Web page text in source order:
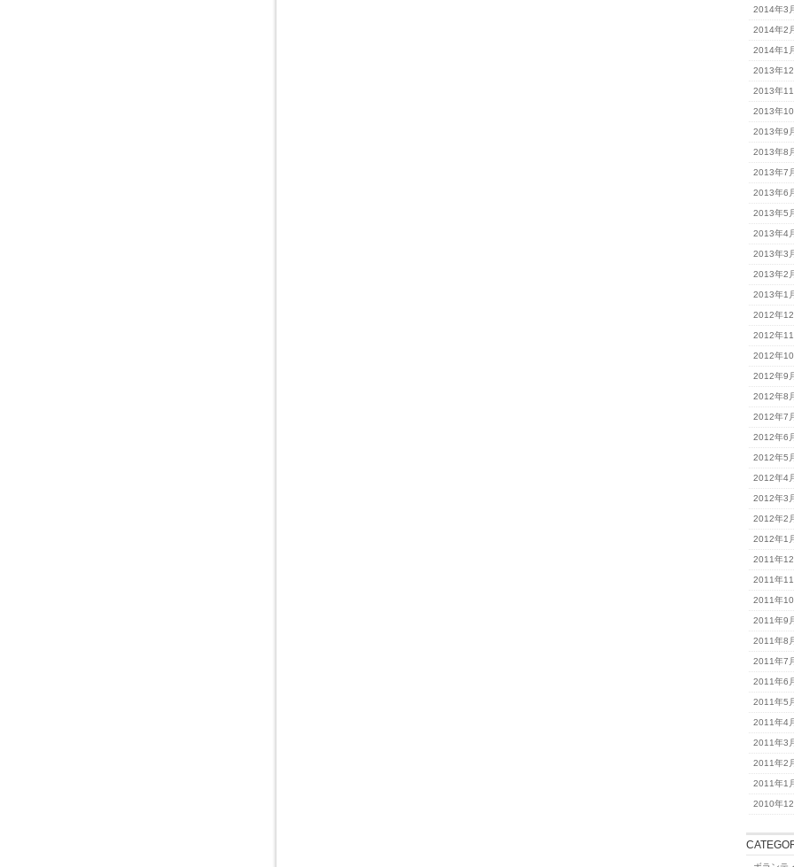
2014年3
2014年2
2014年1
2013年12
2013年11
2013年10
2013年9
2013年8
2013年7
2013年6
2013年5
2013年4
2013年3
2013年2
2013年1
2012年12
2012年11
2012年10
2012年9
2012年8
2012年7
2012年6
2012年5
2012年4
2012年3
2012年2
2012年1
2011年12
2011年11
2011年10
2011年9
2011年8
2011年7
2011年6
2011年5
2011年4
2011年3
2011年2
2011年1
2010年12